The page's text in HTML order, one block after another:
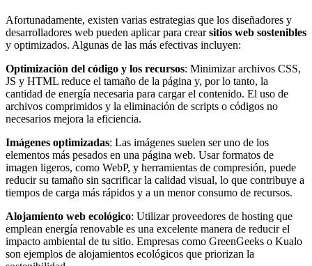
Afortunadamente, existen varias estrategias que los diseñadores y
desarrolladores web pueden aplicar para crearsitios web sostenibles
y optimizados. Algunas de las más efectivas incluyen:
Optimización del código y los recursos: Minimizar archivos CSS,
JS y HTML reduce el tamaño de la página y, por lo tanto, la
cantidad de energía necesaria para cargar el contenido. El uso de
archivos comprimidos y la eliminación de scripts o códigos no
necesarios mejora la eficiencia.
Imágenes optimizadas: Las imágenes suelen ser uno de los
elementos más pesados en una página web. Usar formatos de
imagen ligeros, como WebP, y herramientas de compresión, puede
reducir su tamaño sin sacrificar la calidad visual, lo que contribuye a
tiempos de carga más rápidos y a un menor consumo de recursos.
Alojamiento web ecológico: Utilizar proveedores de hosting que
emplean energía renovable es una excelente manera de reducir el
impacto ambiental de tu sitio. Empresas como GreenGeeks o Kualo
son ejemplos de alojamientos ecológicos que priorizan la